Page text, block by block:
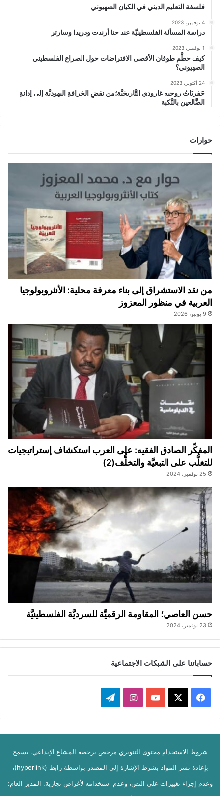
فلسفة التعليم الديني في الكيان الصهيوني
4 نوفمبر، 2023
دراسة المسألة الفلسطينيَّة عند حنا أرندت ودريدا وسارتر
1 نوفمبر، 2023
كيف حطَّم طوفان الأقصى الافتراضات حول الصراع الفلسطيني
الصهيوني؟
24 أكتوبر، 2023
حَفريَاتُ روجيه غارودي التَّاريخيَّة؛من نقضِ الخرافةِ اليهوديَّة إلى إدانةِ
الضَّالعين بالنَّكبة
حوارات
من نقد الاستشراق إلى بناء معرفة محلية: الأنثروبولوجيا
العربية في منظور المعزوز
9 يونيو، 2026
المفكِّر الصادق الفقيه: على العرب استكشاف إستراتيجيات
للتغلُّب على التبعيَّة والتخلُّف(2)
25 نوفمبر، 2024
حسن العاصي؛ المقاومة الرقميَّة للسرديَّة الفلسطينيَّة
23 نوفمبر، 2024
حساباتنا على الشبكات الاجتماعية
ي
س
ب
X
Y
o
u
ن
س
ت
ي
ل
ق
شروط الاستخدام محتوى التنويري مرخص برخصة المشاع الإبداعي. يسمح
بإعادة نشر المواد بشرط الإشارة إلى المصدر بواسطة رابط (hyperlink)،
وعدم إجراء تغييرات على النص، وعدم استخدامه لأغراض تجارية. المدير العام: